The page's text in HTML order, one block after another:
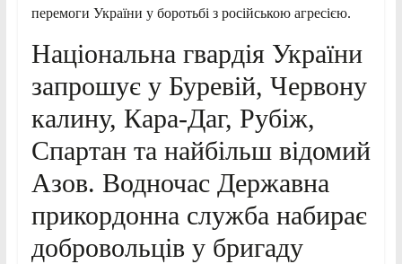
перемоги України у боротьбі з російською агресією.
Національна гвардія України
запрошує у Буревій, Червону
калину, Кара-Даг, Рубіж,
Спартан та найбільш відомий
Азов. Водночас Державна
прикордонна служба набирає
добровольців у бригаду